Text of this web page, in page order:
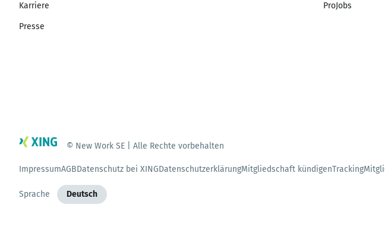
Karriere
Presse
ProJobs
© New Work SE | Alle Rechte vorbehalten
ImpressumAGBDatenschutz bei XINGDatenschutzerklärungMitgliedschaft kündigenTracking
Sprache Deutsch